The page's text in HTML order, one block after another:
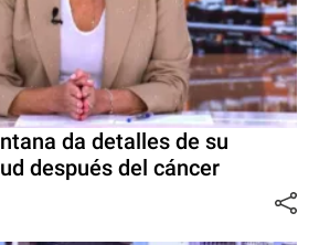
da detalles de su
después del cáncer